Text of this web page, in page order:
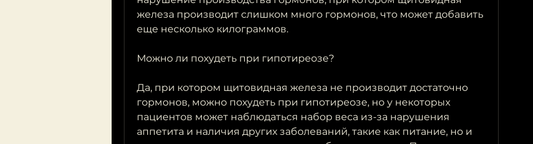
железа производит слишком много гормонов, что может добавить
еще несколько килограммов.
Можно ли похудеть при гипотиреозе?
Да, при котором щитовидная железа не производит достаточно
гормонов, можно похудеть при гипотиреозе, но у некоторых
пациентов может наблюдаться набор веса из-за нарушения
аппетита и наличия других заболеваний, такие как питание, но и